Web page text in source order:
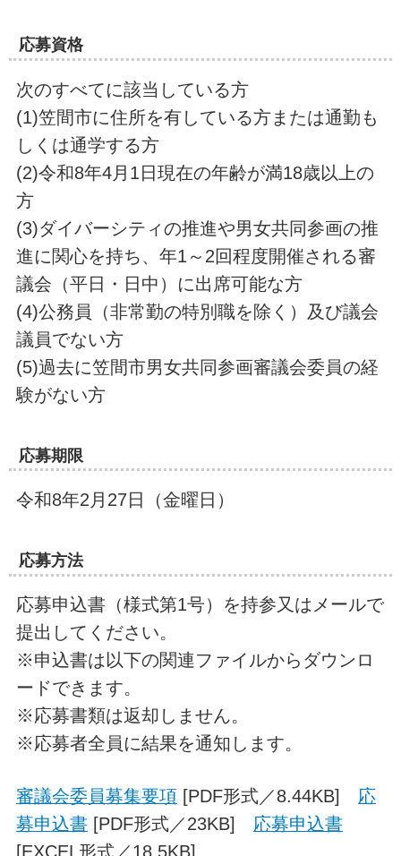
応募資格
次のすべてに該当している方
(1)笠間市に住所を有している方または通勤も
しくは通学する方
(2)令和8年4月1日現在の年齢が満18歳以上の
方
(3)ダイバーシティの推進や男女共同参画の推
進に関心を持ち、年1～2回程度開催される審
議会（平日・日中）に出席可能な方
(4)公務員（非常勤の特別職を除く）及び議会
議員でない方
(5)過去に笠間市男女共同参画審議会委員の経
験がない方
応募期限
令和8年2月27日（金曜日）
応募方法
応募申込書（様式第1号）を持参又はメールで
提出してください。
※申込書は以下の関連ファイルからダウンロ
ードできます。
※応募書類は返却しません。
※応募者全員に結果を通知します。
審議会委員募集要項[PDF形式／8.44KB] 応
募申込書[PDF形式／23KB] 応募申込書
[EXCEL形式／18.5KB]